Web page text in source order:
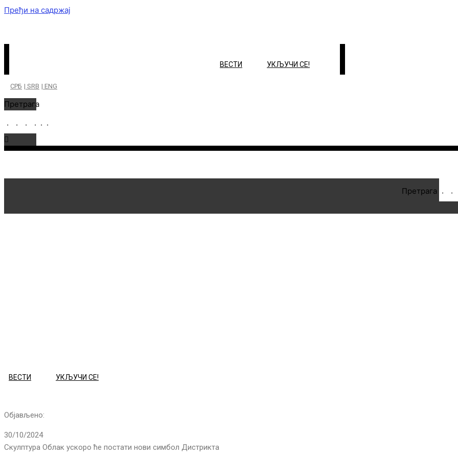
Пређи на садржај
ВЕСТИ УКЉУЧИ СЕ!
СРБ | SRB | ENG
Претрага
Претрага
ВЕСТИ УКЉУЧИ СЕ!
Објављено:
30/10/2024
Скулптура Облак ускоро ће постати нови симбол Дистрикта